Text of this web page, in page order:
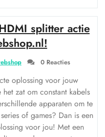
C
naar
HDMI-
kabel
voor
naadloze
splitter actie
0 Reacties
oplossing voor jouw
zat om constant kabels
apparaten om te
of games? Dan is een
voor jou! Met een